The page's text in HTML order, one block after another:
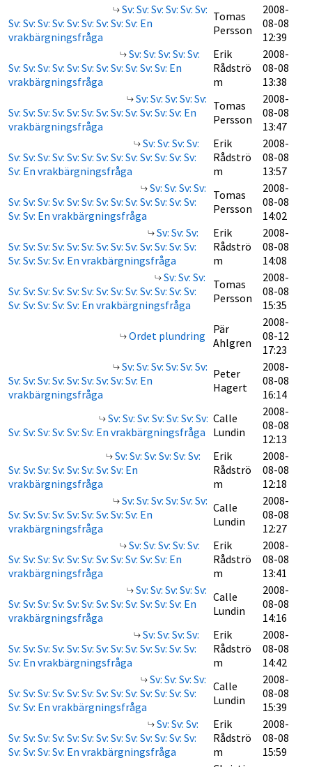
Sv: Sv: Sv: Sv: Sv: Sv:
Sv: Sv: Sv: Sv: Sv: Sv: Sv: Sv: Sv: En
vrakbärgningsfråga
Tomas
Persson
2008-
08-08
12:39
Sv: Sv: Sv: Sv: Sv:
Sv: Sv: Sv: Sv: Sv: Sv: Sv: Sv: Sv: Sv: Sv: En
vrakbärgningsfråga
Erik
Rådströ
m
2008-
08-08
13:38
Sv: Sv: Sv: Sv: Sv:
Sv: Sv: Sv: Sv: Sv: Sv: Sv: Sv: Sv: Sv: Sv: Sv: En
vrakbärgningsfråga
Tomas
Persson
2008-
08-08
13:47
Sv: Sv: Sv: Sv:
Sv: Sv: Sv: Sv: Sv: Sv: Sv: Sv: Sv: Sv: Sv: Sv: Sv:
Sv: En vrakbärgningsfråga
Erik
Rådströ
m
2008-
08-08
13:57
Sv: Sv: Sv: Sv:
Sv: Sv: Sv: Sv: Sv: Sv: Sv: Sv: Sv: Sv: Sv: Sv: Sv:
Sv: Sv: En vrakbärgningsfråga
Tomas
Persson
2008-
08-08
14:02
Sv: Sv: Sv:
Sv: Sv: Sv: Sv: Sv: Sv: Sv: Sv: Sv: Sv: Sv: Sv: Sv:
Sv: Sv: Sv: Sv: En vrakbärgningsfråga
Erik
Rådströ
m
2008-
08-08
14:08
Sv: Sv: Sv:
Sv: Sv: Sv: Sv: Sv: Sv: Sv: Sv: Sv: Sv: Sv: Sv: Sv:
Sv: Sv: Sv: Sv: Sv: En vrakbärgningsfråga
Tomas
Persson
2008-
08-08
15:35
Ordet plundring
Pär
Ahlgren
2008-
08-12
17:23
Sv: Sv: Sv: Sv: Sv: Sv:
Sv: Sv: Sv: Sv: Sv: Sv: Sv: Sv: Sv: En
vrakbärgningsfråga
Peter
Hagert
2008-
08-08
16:14
Sv: Sv: Sv: Sv: Sv: Sv: Sv:
Sv: Sv: Sv: Sv: Sv: Sv: En vrakbärgningsfråga
Calle
Lundin
2008-
08-08
12:13
Sv: Sv: Sv: Sv: Sv: Sv:
Sv: Sv: Sv: Sv: Sv: Sv: Sv: Sv: En
vrakbärgningsfråga
Erik
Rådströ
m
2008-
08-08
12:18
Sv: Sv: Sv: Sv: Sv: Sv:
Sv: Sv: Sv: Sv: Sv: Sv: Sv: Sv: Sv: En
vrakbärgningsfråga
Calle
Lundin
2008-
08-08
12:27
Sv: Sv: Sv: Sv: Sv:
Sv: Sv: Sv: Sv: Sv: Sv: Sv: Sv: Sv: Sv: Sv: En
vrakbärgningsfråga
Erik
Rådströ
m
2008-
08-08
13:41
Sv: Sv: Sv: Sv: Sv:
Sv: Sv: Sv: Sv: Sv: Sv: Sv: Sv: Sv: Sv: Sv: Sv: En
vrakbärgningsfråga
Calle
Lundin
2008-
08-08
14:16
Sv: Sv: Sv: Sv:
Sv: Sv: Sv: Sv: Sv: Sv: Sv: Sv: Sv: Sv: Sv: Sv: Sv:
Sv: En vrakbärgningsfråga
Erik
Rådströ
m
2008-
08-08
14:42
Sv: Sv: Sv: Sv:
Sv: Sv: Sv: Sv: Sv: Sv: Sv: Sv: Sv: Sv: Sv: Sv: Sv:
Sv: Sv: En vrakbärgningsfråga
Calle
Lundin
2008-
08-08
15:39
Sv: Sv: Sv:
Sv: Sv: Sv: Sv: Sv: Sv: Sv: Sv: Sv: Sv: Sv: Sv: Sv:
Sv: Sv: Sv: Sv: En vrakbärgningsfråga
Erik
Rådströ
m
2008-
08-08
15:59